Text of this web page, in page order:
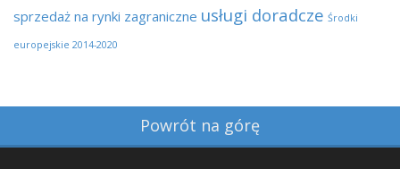
sprzedaż na rynki zagraniczne usługi doradcze Środki
europejskie 2014-2020
Powrót na górę